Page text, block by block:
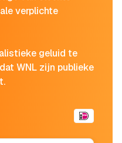
verplichte
geluid te
WNL zijn publieke